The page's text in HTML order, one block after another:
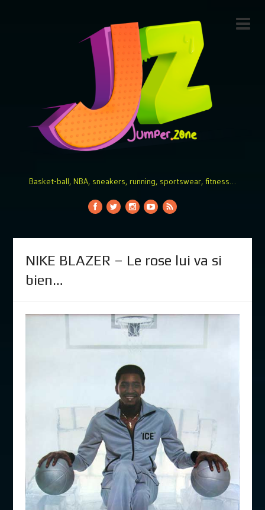
Basket-ball, NBA, sneakers, running, sportswear, fitness…
NIKE BLAZER – Le rose lui va si
bien…